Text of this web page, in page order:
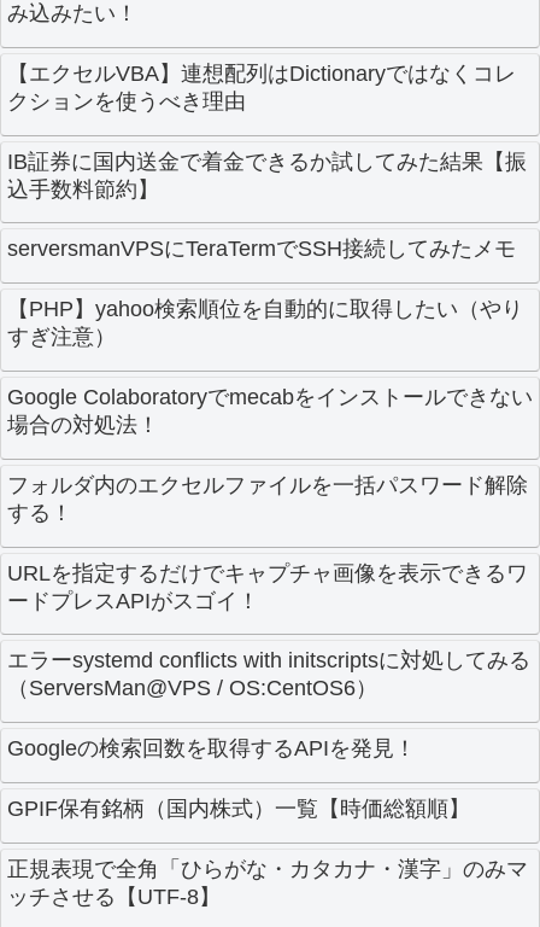
み込みたい！
【エクセルVBA】連想配列はDictionaryではなくコレ
クションを使うべき理由
IB証券に国内送金で着金できるか試してみた結果【振
込手数料節約】
serversmanVPSにTeraTermでSSH接続してみたメモ
【PHP】yahoo検索順位を自動的に取得したい（やり
すぎ注意）
Google Colaboratoryでmecabをインストールできない
場合の対処法！
フォルダ内のエクセルファイルを一括パスワード解除
する！
URLを指定するだけでキャプチャ画像を表示できるワ
ードプレスAPIがスゴイ！
エラーsystemd conflicts with initscriptsに対処してみる
（ServersMan@VPS / OS:CentOS6）
Googleの検索回数を取得するAPIを発見！
GPIF保有銘柄（国内株式）一覧【時価総額順】
正規表現で全角「ひらがな・カタカナ・漢字」のみマ
ッチさせる【UTF-8】